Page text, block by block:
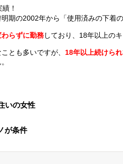
！
期の2002年から「使用済みの下着
らずに勤務しており、18年以上のキ
とも多いですが、 18年以上続けら
いの女性
が条件